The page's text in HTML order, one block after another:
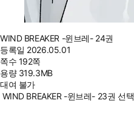
WIND BREAKER -윈브레- 24권
등록일 2026.05.01
쪽수 192쪽
용량 319.3MB
대여 불가
WIND BREAKER -윈브레- 23권 선택